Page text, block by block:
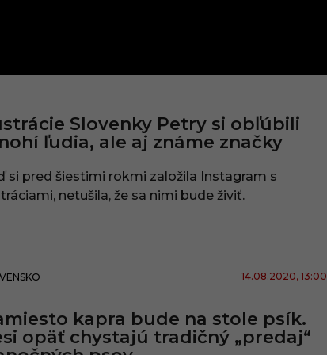
Slovenky Petry si obľúbili
ľudia, ale aj známe značky
si pred šiestimi rokmi založila Instagram s
netušila, že sa nimi bude živiť.
14.08.2020, 13:00
kapra bude na stole psík.
opäť chystajú tradičný „predaj“